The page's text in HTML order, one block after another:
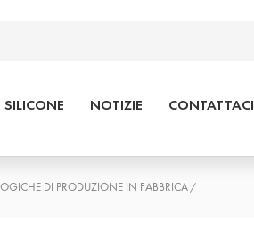
NOTIZIE CONTATTACI
DI PRODUZIONE IN FABBRICA/